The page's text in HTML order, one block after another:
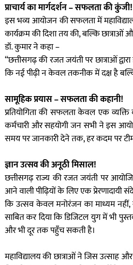
प्राचार्य का मार्गदर्शन – सफलता की कुंजी!
इस भव्य आयोजन की सफलता में
कार्यक्रम की दिशा तय की, बल्कि छात्राओं
डॉ. कुमार ने कहा –
“छत्तीसगढ़ की रजत जयंती पर छात्राओं
कि नई पीढ़ी न केवल तकनीक में दक्ष है
सामूहिक प्रयास – सफलता की कहानी!
प्रतियोगिता की सफलता केवल एक व्यक्ति
कर्मचारी और सहयोगी जन सभी ने इस
समय पर जानकारी देने तक, हर कदम पर
ज्ञान उत्सव की अनूठी मिसाल!
छत्तीसगढ़ राज्य की रजत जयंती पर
आने वाली पीढ़ियों के लिए एक प्रेरणादायी
कि उत्सव केवल मनोरंजन का माध्यम
साबित कर दिया कि डिजिटल युग में भी
और भी दूर तक पहुँच सकती है।
महाविद्यालय की छात्राओं ने जिस उत्साह